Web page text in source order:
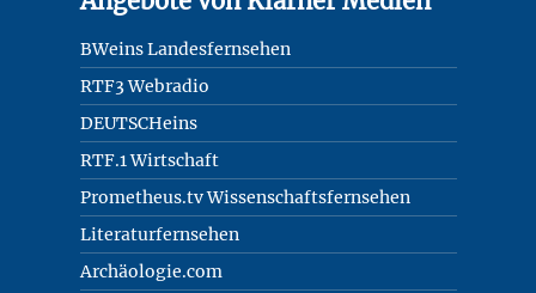
BWeins Landesfernsehen
RTF3 Webradio
DEUTSCHeins
RTF.1 Wirtschaft
Prometheus.tv Wissenschaftsfernsehen
Literaturfernsehen
Archäologie.com